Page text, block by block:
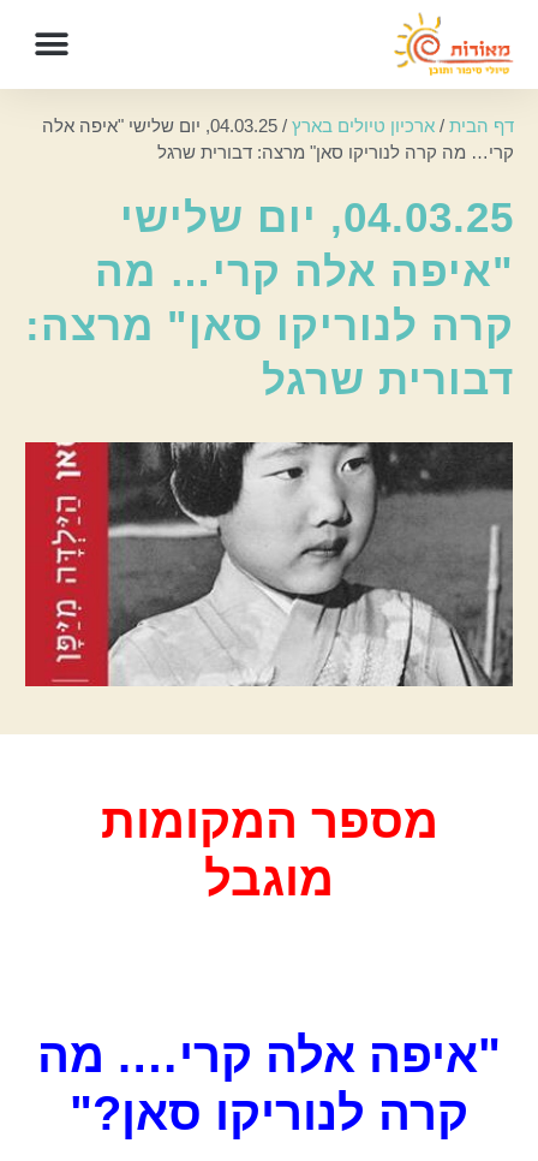
דף הבית / ארכיון טיולים בארץ /
04.03.25, יום שלישי "איפה אלה
קרי… מה קרה לנוריקו סאן" מרצה: דבורית שרגל
04.03.25, יום שלישי
"איפה אלה קרי… מה
קרה לנוריקו סאן" מרצה:
דבורית שרגל
מספר המקומות
מוגבל
"איפה אלה קרי…. מה
קרה לנוריקו סאן?"